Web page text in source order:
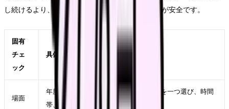
し続けるより、書面、第三者、公的窓口を使う方が安全です。
固有
チェ
ック
具体的に見ること
場面
年度途中 退職が強くなった直近の勤務を一つ選び、時間
帯、相手、業務、体調を具体的に書く